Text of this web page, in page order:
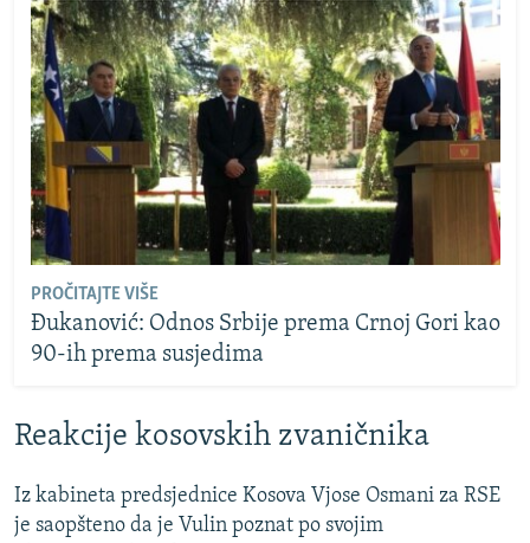
PROČITAJTE VIŠE
Đukanović: Odnos Srbije prema Crnoj Gori kao
90-ih prema susjedima
Reakcije kosovskih zvaničnika
Iz kabineta predsjednice Kosova Vjose Osmani za RSE
je saopšteno da je Vulin poznat po svojim